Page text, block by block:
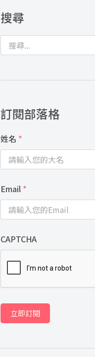
搜尋
訂閱部落格
姓名 *
Email *
CAPTCHA
立即訂閱